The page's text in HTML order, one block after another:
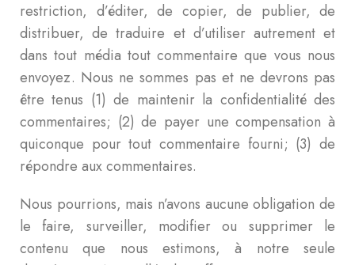
restriction, d’éditer, de copier, de publier, de
distribuer, de traduire et d’utiliser autrement et
dans tout média tout commentaire que vous nous
envoyez. Nous ne sommes pas et ne devrons pas
être tenus (1) de maintenir la confidentialité des
commentaires; (2) de payer une compensation à
quiconque pour tout commentaire fourni; (3) de
répondre aux commentaires.
Nous pourrions, mais n’avons aucune obligation de
le faire, surveiller, modifier ou supprimer le
contenu que nous estimons, à notre seule